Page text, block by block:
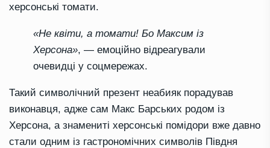
херсонські томати.
«Не квіти, а томати! Бо Максим із
Херсона», — емоційно відреагували
очевидці у соцмережах.
Такий символічний презент неабияк порадував
виконавця, адже сам Макс Барських родом із
Херсона, а знамениті херсонські помідори вже давно
стали одним із гастрономічних символів Півдня